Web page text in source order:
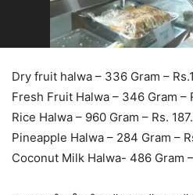
Dry fruit halwa – 336 Gram –
Fresh Fruit Halwa – 346 Gram –
Rice Halwa – 960 Gram – Rs.
Pineapple Halwa – 284 Gram –
Coconut Milk Halwa- 486 Gram